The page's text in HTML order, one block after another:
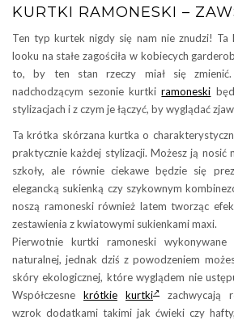
KURTKI RAMONESKI –
Ten typ kurtek nigdy się nam nie znudzi! Ta
looku na stałe zagościła w kobiecych
to, by ten stan rzeczy miał się
nadchodzącym sezonie kurtkiramoneski
stylizacjach i z czym je łączyć, by wyglądać
Ta krótka skórzana kurtka o
praktycznie każdej stylizacji. Możesz ją nosić
szkoły, ale równie ciekawe będzie się
elegancką sukienką czy szykownym
noszą ramoneski również latem tworząc
zestawienia z kwiatowymi sukienkami maxi.
Pierwotnie kurtki ramoneski
naturalnej, jednak dziś z powodzeniem
skóry ekologicznej, które wyglądem nie
Współczesne krótkie kurtki
zachwycają
wzrok dodatkami takimi jak ćwieki czy